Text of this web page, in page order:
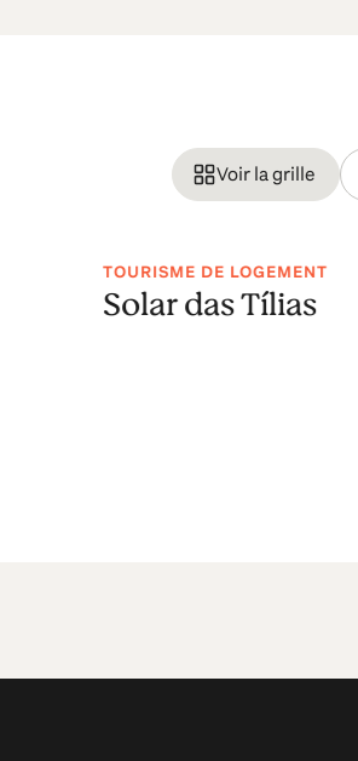
Voir la grille
TOURISME DE LOGEMENT
Solar das Tílias